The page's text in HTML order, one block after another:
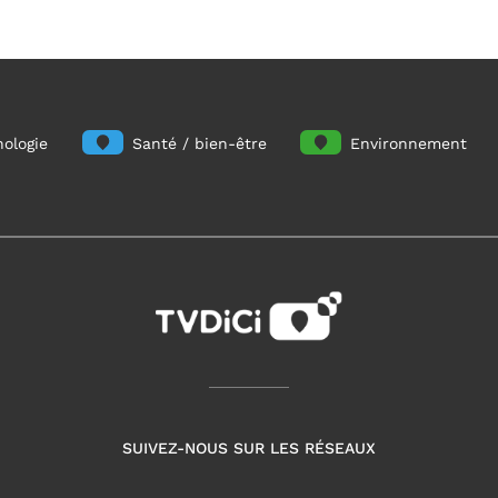
Santé / bien-être Environnement
SUIVEZ-NOUS SUR LES RÉSEAUX